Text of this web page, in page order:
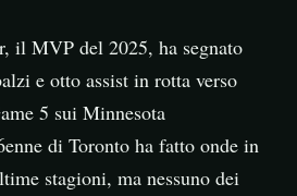
il MVP del 2025, ha segnato
e otto assist in rotta verso
5 sui Minnesota
di Toronto ha fatto onde in
stagioni, ma nessuno dei